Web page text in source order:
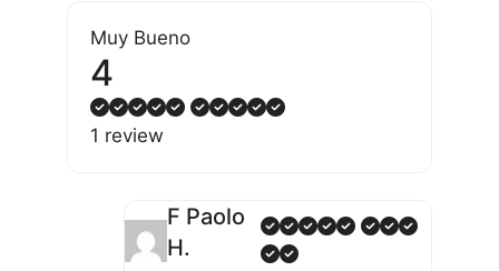
Muy Bueno
4
1 review
F Paolo
H.